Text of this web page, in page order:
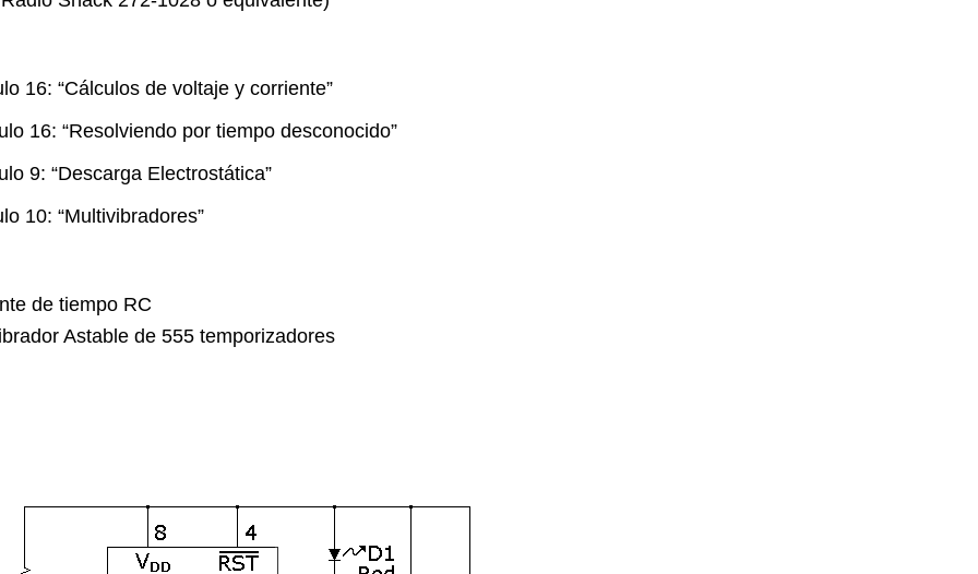
16: “Cálculos de voltaje y corriente”
16: “Resolviendo por tiempo desconocido”
9: “Descarga Electrostática”
10: “Multivibradores”
de tiempo RC
Astable de 555 temporizadores